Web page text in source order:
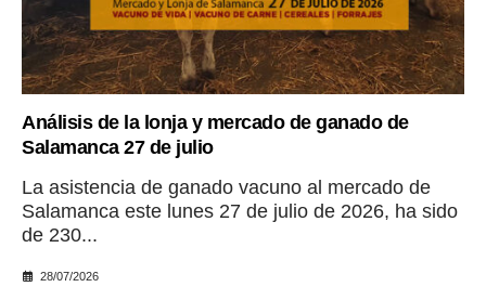
Análisis de la lonja y mercado de ganado de
Salamanca 27 de julio
La asistencia de ganado vacuno al mercado de
Salamanca este lunes 27 de julio de 2026, ha sido
de 230...
28/07/2026